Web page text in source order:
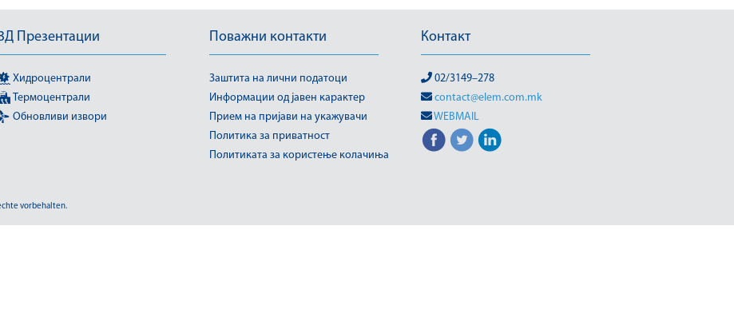
Презентации
Хидроцентрали
Термоцентрали
Обновливи извори
Поважни контакти
Заштита на лични податоци
Информации од јавен карактер
Прием на пријави на укажувачи
Политика за приватност
Политиката за користење колачиња
Контакт
02/3149–278
contact@elem.com.mk
WEBMAIL
vorbehalten.